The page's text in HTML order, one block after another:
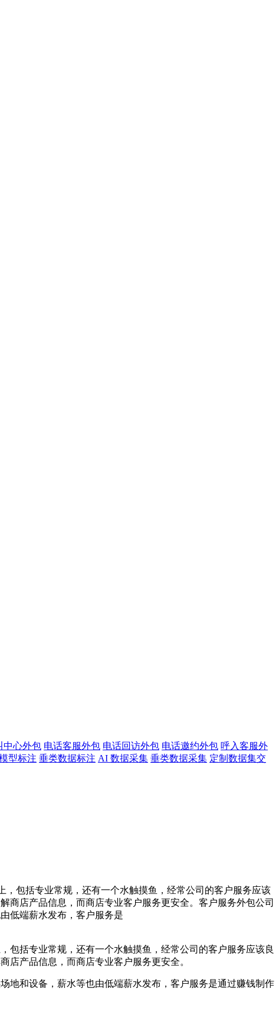
中心外包 电话客服外包 电话回访外包 电话邀约外包 呼入客服外
型标注 垂类数据标注 AI 数据采集 垂类数据采集 定制数据集交
包括专业常规，还有一个水触摸鱼，经常公司的客户服务应该
商店产品信息，而商店专业客户服务更安全。客户服务外包公司
低端薪水发布，客户服务是
括专业常规，还有一个水触摸鱼，经常公司的客户服务应该良
店产品信息，而商店专业客户服务更安全。
和设备，薪水等也由低端薪水发布，客户服务是通过赚钱制作